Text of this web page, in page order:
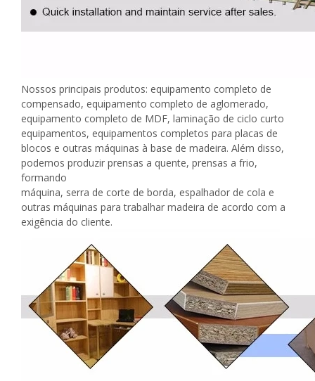
Nossos principais produtos: equipamento completo de
compensado, equipamento completo de aglomerado,
equipamento completo de MDF, laminação de ciclo curto
equipamentos, equipamentos completos para placas de
blocos e outras máquinas à base de madeira. Além disso,
podemos produzir prensas a quente, prensas a frio,
formando
máquina, serra de corte de borda, espalhador de cola e
outras máquinas para trabalhar madeira de acordo com a
exigência do cliente.